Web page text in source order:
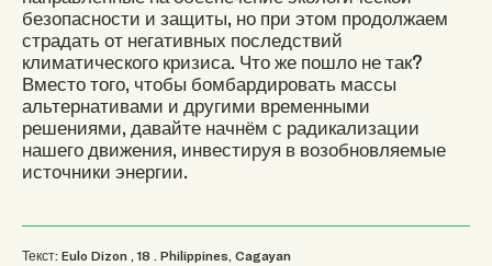
безопасности и защиты, но при этом продолжаем
страдать от негативных последствий
климатического кризиса. Что же пошло не так?
Вместо того, чтобы бомбардировать массы
альтернативами и другими временными
решениями, давайте начнём с радикализации
нашего движения, инвестируя в возобновляемые
источники энергии.
Текст: Eulo Dizon , 18
Philippines, Cagayan